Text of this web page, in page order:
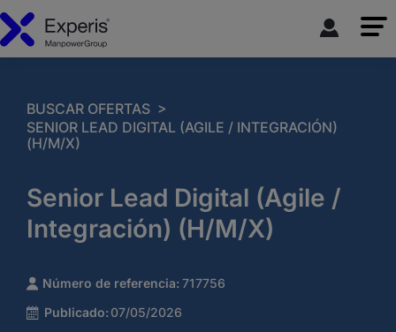
BUSCAR OFERTAS >
SENIOR LEAD DIGITAL (AGILE / INTEGRACIÓN)
(H/M/X)
Senior Lead Digital (Agile /
Integración) (H/M/X)
Número de referencia: 717756
Publicado: 07/05/2026